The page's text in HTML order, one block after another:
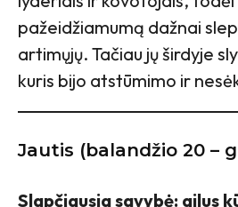
pažeidžiamumą dažnai
artimųjų. Tačiau jų širdyje
kuris bijo atstūmimo ir
Jautis (balandžio 20 –
Slapčiausia savybė: gilus